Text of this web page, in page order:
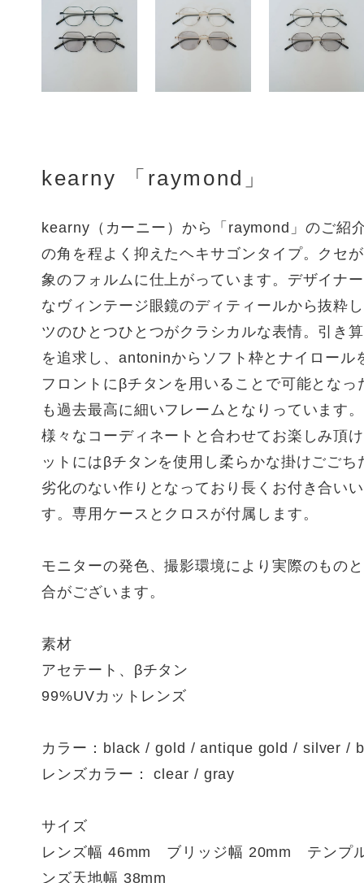
kearny 「raymond」
kearny（カーニー）から「raymond」のご紹
の角を程よく抑えたヘキサゴンタイプ。クセ
象のフォルムに仕上がっています。デザイナ
なヴィンテージ眼鏡のディティールから抜粋
ツのひとつひとつがクラシカルな表情。引き
を追求し、antoninからソフト枠とナイロール
フロントにβチタンを用いることで可能とな
も過去最高に細いフレームとなりっています
様々なコーディネートと合わせてお楽しみ頂
ットにはβチタンを使用し柔らかな掛けごごち
劣化のない作りとなっており長くお付き合い
す。専用ケースとクロスが付属します。
モニターの発色、撮影環境により実際のもの
合がございます。
素材
アセテート、βチタン
99%UVカットレンズ
カラー：black / gold / antique gold / silver /
レンズカラー： clear / gray
サイズ
レンズ幅 46mm ブリッジ幅 20mm テンプ
ンズ天地幅 38mm